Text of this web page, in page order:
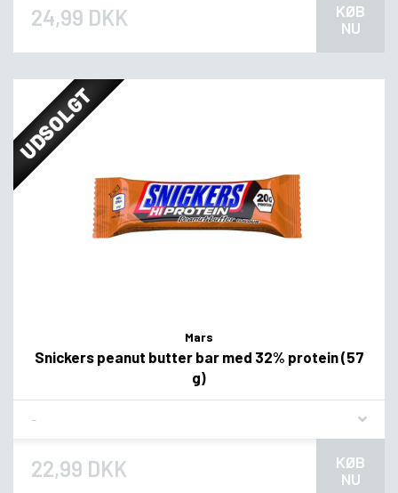
24,99 DKK
KØB
NU
UDSOLGT
Mars
Snickers peanut butter bar med 32% protein (57
g)
22,99 DKK
KØB
NU